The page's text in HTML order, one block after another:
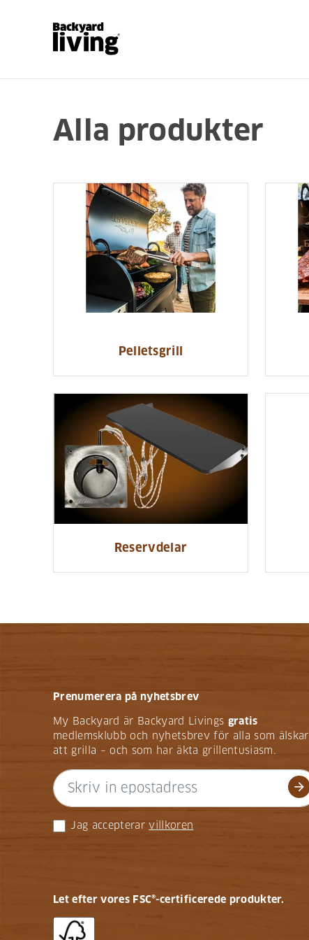
Alla produkter
Pelletsgrill
Reservdelar
Prenumerera på nyhetsbrev
My Backyard är Backyard Livings gratis
medlemsklubb och nyhetsbrev för alla som älskar
att grilla – och som har äkta grillentusiasm.
arrow_forward
Jag accepterar villkoren
Let efter vores FSC®-certificerede produkter.